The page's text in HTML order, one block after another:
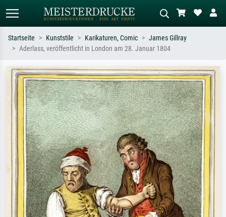
Suchen Sie nach Künstlern, Werktiteln
oder Stilen – z.B. Monet,
Sternennacht, Impressionismus, Welle
Hokusai, Akt.
Beschreiben Sie die Szene – z.B. Grüne
Wiese, Abstrakt mit viel Rot, Dunkles
Ölgemälde, Stehender Akt neben einem
Baum.
Startseite Kunststile Karikaturen, Comic
James Gillray
Aderlass, veröffentlicht in London am 28. Januar 1804